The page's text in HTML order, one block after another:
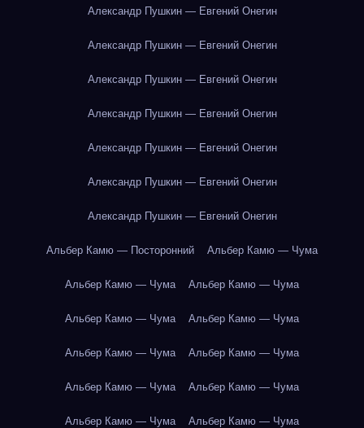
Александр Пушкин — Евгений Онегин
Александр Пушкин — Евгений Онегин
Александр Пушкин — Евгений Онегин
Александр Пушкин — Евгений Онегин
Александр Пушкин — Евгений Онегин
Александр Пушкин — Евгений Онегин
Александр Пушкин — Евгений Онегин
Альбер Камю — Посторонний Альбер Камю — Чума
Альбер Камю — Чума Альбер Камю — Чума
Альбер Камю — Чума Альбер Камю — Чума
Альбер Камю — Чума Альбер Камю — Чума
Альбер Камю — Чума Альбер Камю — Чума
Альбер Камю — Чума Альбер Камю — Чума